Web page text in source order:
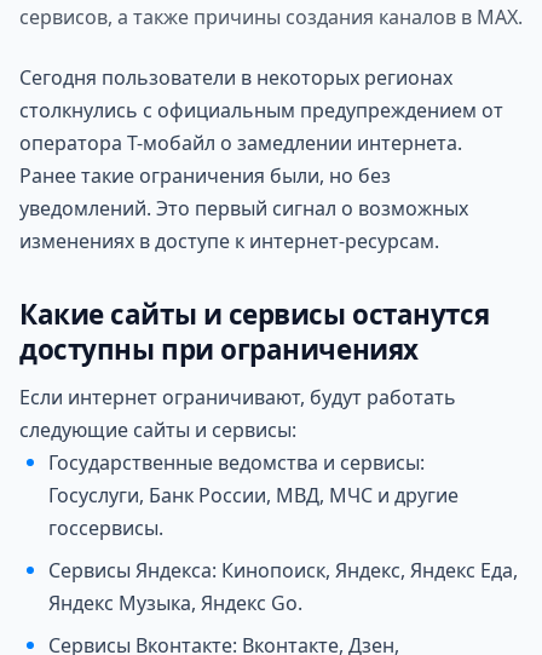
сервисов, а также причины создания каналов в MAX.
Сегодня пользователи в некоторых регионах
столкнулись с официальным предупреждением от
оператора Т-мобайл о замедлении интернета.
Ранее такие ограничения были, но без
уведомлений. Это первый сигнал о возможных
изменениях в доступе к интернет-ресурсам.
Какие сайты и сервисы останутся
доступны при ограничениях
Если интернет ограничивают, будут работать
следующие сайты и сервисы:
Государственные ведомства и сервисы:
Госуслуги, Банк России, МВД, МЧС и другие
госсервисы.
Сервисы Яндекса: Кинопоиск, Яндекс, Яндекс Еда,
Яндекс Музыка, Яндекс Go.
Сервисы Вконтакте: Вконтакте, Дзен,